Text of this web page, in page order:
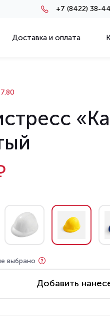
+7 (8422) 38-
Доставка и оплата
выбрано
Добавить